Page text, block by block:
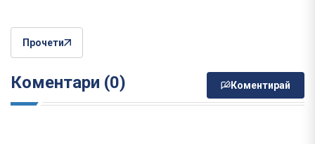
Прочети
Коментари (0) Коментирай